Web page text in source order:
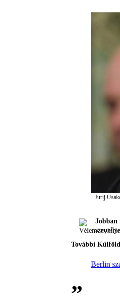
Jurij
Jobban
További
Berlin